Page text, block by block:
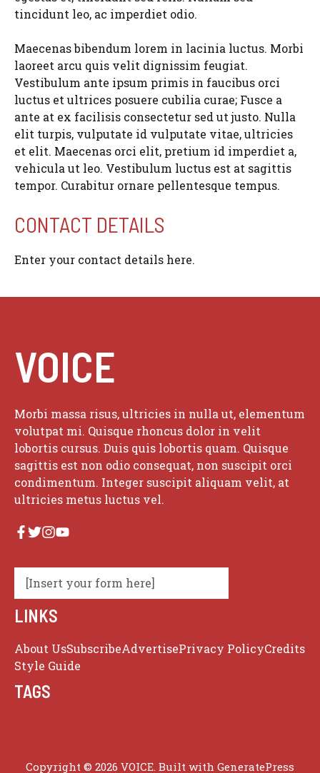
tincidunt leo, ac imperdiet odio.
Maecenas bibendum lorem in lacinia luctus. Morbi
laoreet arcu quis velit dignissim feugiat.
Vestibulum ante ipsum primis in faucibus orci
luctus et ultrices posuere cubilia curae; Fusce a
ante at ex facilisis consectetur sed ut justo. Nulla
elit turpis, vulputate id vulputate vitae, ultricies
et elit. Maecenas orci elit, pretium id imperdiet a,
vehicula ut leo. Vestibulum luctus est at sagittis
tempor. Curabitur ornare pellentesque tempus.
CONTACT DETAILS
Enter your contact details here.
VOICE
Morbi massa risus, ultricies in nulla ut, elementum
volutpat mi. Quisque rhoncus dolor in velit
lobortis cursus. Duis quis lobortis quam. Quisque
sagittis est non odio consequat, non suscipit orci
condimentum. Integer suscipit aliquam velit, at
ultricies metus luctus vel.
[Insert your form here]
LINKS
About UsSubscribeAdvertisePrivacy PolicyCredits
Style Guide
TAGS
Copyright © 2026 VOICE. Built with GeneratePress